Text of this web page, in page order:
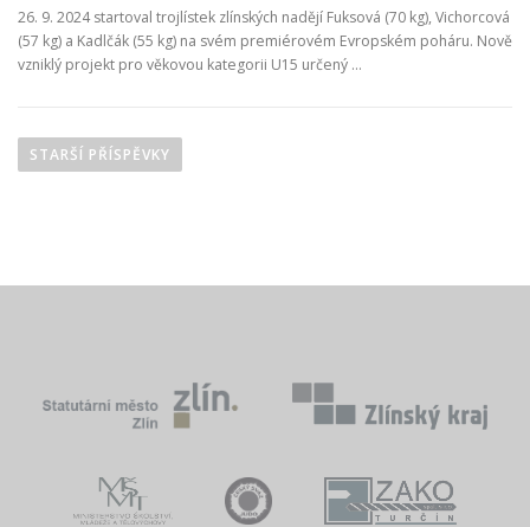
26. 9. 2024 startoval trojlístek zlínských nadějí Fuksová (70 kg), Vichorcová
(57 kg) a Kadlčák (55 kg) na svém premiérovém Evropském poháru. Nově
vzniklý projekt pro věkovou kategorii U15 určený …
aSTARŠÍ PŘÍSPĚVKY